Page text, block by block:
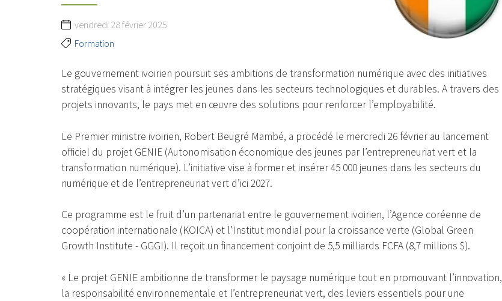
vendredi 28 février 2025
Formation
Le gouvernement ivoirien poursuit ses ambitions de transformation numérique avec des initiatives
stratégiques visant à intégrer les jeunes dans les secteurs technologiques et durables. A travers des
projets innovants, le pays met en œuvre des solutions pour renforcer l’employabilité.
Le Premier ministre ivoirien, Robert Beugré Mambé, a procédé le mercredi 26 février au lancement
officiel du projet GENIE (Autonomisation économique des jeunes par l’entrepreneuriat vert et la
transformation numérique). L’initiative vise à former et insérer 45 000 jeunes dans les secteurs du
numérique et de l’entrepreneuriat vert d’ici 2027.
Ce programme est le fruit d’un partenariat entre le gouvernement ivoirien, l’Agence coréenne de
coopération internationale (KOICA) et l’Institut mondial pour la croissance verte (Global Green
Growth Institute - GGGI). Il reçoit un financement conjoint de 5,5 milliards FCFA (8,7 millions $).
« Le projet GENIE ambitionne de transformer le paysage numérique tout en promouvant l’innovation,
la responsabilité environnementale et l’entrepreneuriat vert, des leviers essentiels pour une